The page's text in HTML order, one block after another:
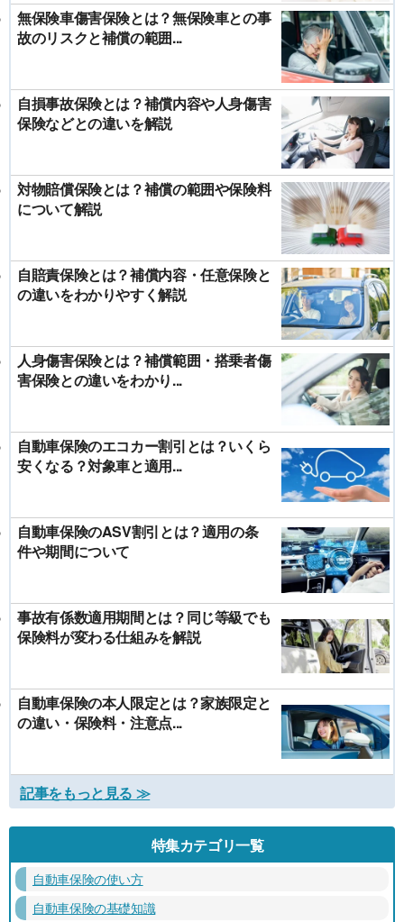
無保険車傷害保険とは？無保険車との事
故のリスクと補償の範囲...
自損事故保険とは？補償内容や人身傷害
保険などとの違いを解説
対物賠償保険とは？補償の範囲や保険料
について解説
自賠責保険とは？補償内容・任意保険と
の違いをわかりやすく解説
人身傷害保険とは？補償範囲・搭乗者傷
害保険との違いをわかり...
自動車保険のエコカー割引とは？いくら
安くなる？対象車と適用...
自動車保険のASV割引とは？適用の条
件や期間について
事故有係数適用期間とは？同じ等級でも
保険料が変わる仕組みを解説
自動車保険の本人限定とは？家族限定と
の違い・保険料・注意点...
記事をもっと見る ≫
特集カテゴリ一覧
自動車保険の使い方
自動車保険の基礎知識